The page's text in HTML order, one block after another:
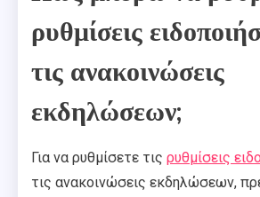
ρυθμίσεις
τις ανακοινώσεις
εκδηλώσεων;
Για να ρυθμίσετε τις ρυθμίσεις
τις ανακοινώσεις εκδηλώσεων,